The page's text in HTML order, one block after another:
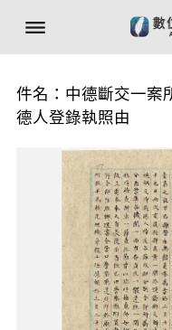
件名：中德斷交一案
德人登錄執照由